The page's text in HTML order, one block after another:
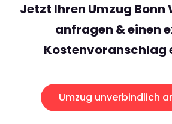
Jetzt Ihren Umzug Bonn
anfragen & einen
Kostenvoranschlag
Umzug unverbindlich